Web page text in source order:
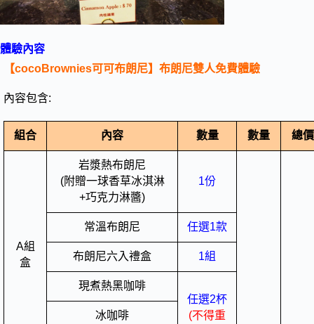
體驗內容
【cocoBrownies可可布朗尼】布朗尼雙人免費體驗
內容包含:
組合 內容 數量 數量 總
A組
盒
岩漿熱布朗尼
(附贈一球香草冰淇淋
+巧克力淋醬)
1份
常溫布朗尼 任選1款
布朗尼六入禮盒 1組
現煮熱黑咖啡
任選2杯
(不得重
冰咖啡